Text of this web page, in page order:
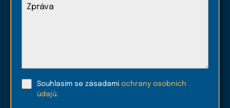
Souhlasím se zásadami ochrany osobních
údajů.